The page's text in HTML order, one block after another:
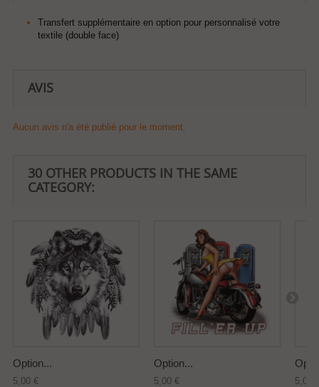
Transfert supplémentaire en option pour personnalisé votre
textile (double face)
AVIS
Aucun avis n'a été publié pour le moment.
30 OTHER PRODUCTS IN THE SAME
CATEGORY:
Option...
5,00 €
Option...
5,00 € 5,00